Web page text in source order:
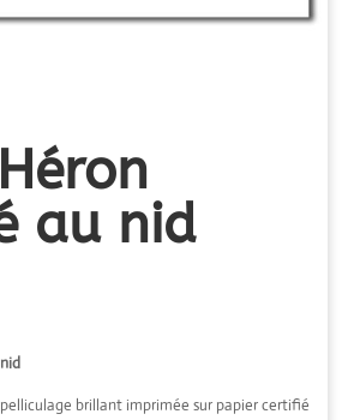
au nid
pelliculage brillant imprimée sur papier certifié